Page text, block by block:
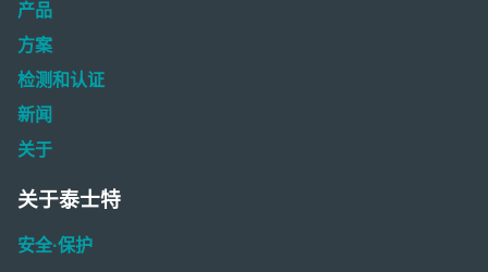
产品
方案
检测和认证
新闻
关于
关于泰士特
安全·保护